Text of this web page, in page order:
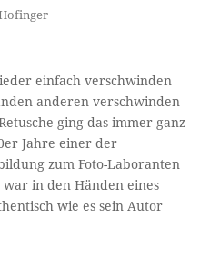
einfach verschwinden
anderen verschwinden
ging das immer ganz
Jahre einer der
zum Foto-Laboranten
in den Händen eines
wie es sein Autor